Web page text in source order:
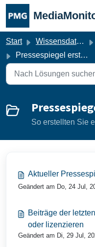
Zum hauptsächlichen
Start Wissensdatenbank
Pressespiegel erstellen
So erstellten Sie
Aktueller
Geändert am Do, 24 Jul,
Beiträge der
oder lizenzieren
Geändert am Di, 29 Jul,